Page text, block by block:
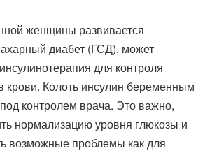
женщины развивается
диабет (ГСД), может
для контроля
крови. Колоть инсулин беременным
контролем врача. Это важно,
нормализацию уровня глюкозы и
возможные проблемы как для